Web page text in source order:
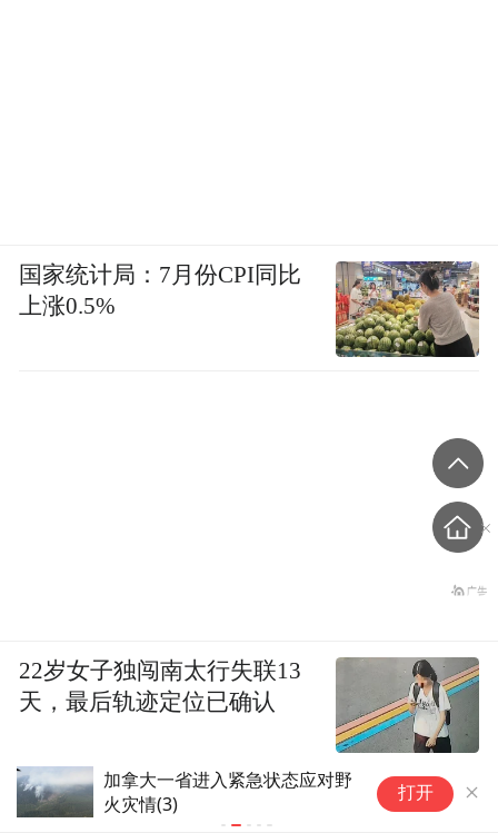
加拿大一省进入紧急状态应对野
火灾情(3)
打开
国家统计局：7月份CPI同比
上涨0.5%
22岁女子独闯南太行失联13
天，最后轨迹定位已确认